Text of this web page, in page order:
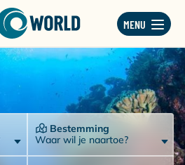
MENU
Bestemming
Waar wil je naartoe?